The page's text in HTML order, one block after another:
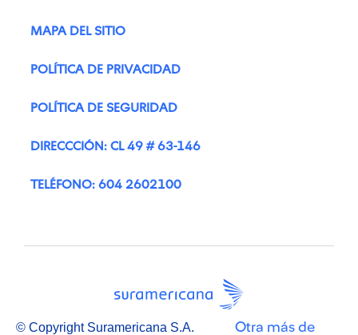
MAPA DEL SITIO
POLÍTICA DE PRIVACIDAD
POLÍTICA DE SEGURIDAD
DIRECCCIÓN: CL 49 # 63-146
TELÉFONO: 604 2602100
© Copyright Suramericana S.A.
Otra más de